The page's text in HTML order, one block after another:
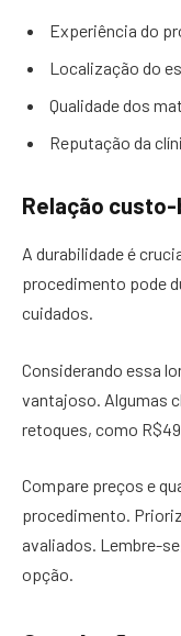
Experiência do
Localização do
Qualidade dos
Reputação da
Relação
A durabilidade é
procedimento pode
cuidados.
Considerando essa
vantajoso. Algumas
retoques, como
Compare preços e
procedimento.
avaliados. Lembre-
opção.